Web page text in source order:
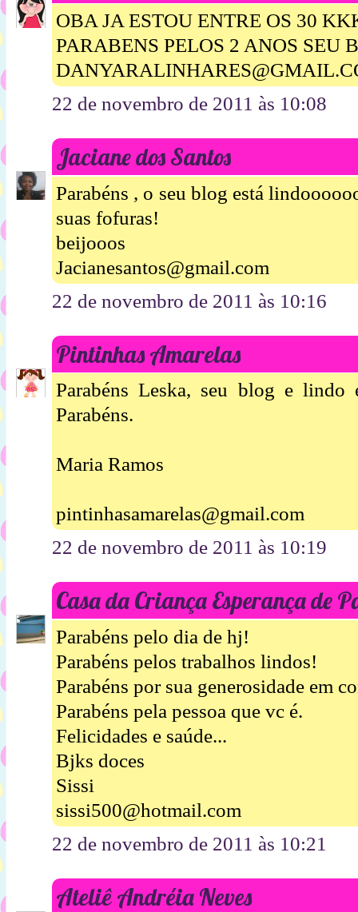
OBA JA ESTOU ENTRE OS 30
PARABENS PELOS 2 ANOS SEU
22 de novembro de 2011 às 10:08
Jaciane dos Santos
Parabéns , o seu blog está
suas fofuras!
beijooos
Jacianesantos@gmail.com
22 de novembro de 2011 às 10:16
Pintinhas Amarelas
Parabéns Leska, seu blog e lindo
Parabéns.
Maria Ramos
pintinhasamarelas@gmail.com
22 de novembro de 2011 às 10:19
Casa da Criança Esperança de
Parabéns pelo dia de hj!
Parabéns pelos trabalhos lindos!
Parabéns por sua generosidade em
Parabéns pela pessoa que vc é.
Felicidades e saúde...
Bjks doces
Sissi
sissi500@hotmail.com
22 de novembro de 2011 às 10:21
Ateliê Andréia Neves